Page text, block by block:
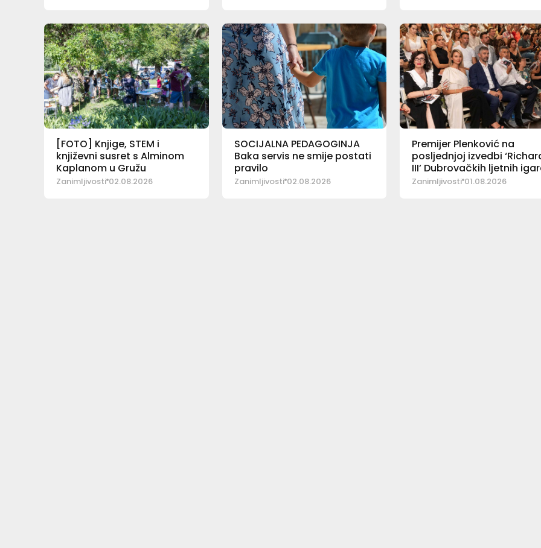
[FOTO] Knjige, STEM i
književni susret s Alminom
Kaplanom u Gružu
Zanimljivosti 02.08.2026
SOCIJALNA PEDAGOGINJA
Baka servis ne smije postati
pravilo
Zanimljivosti 02.08.2026
Premijer Plenković na
posljednjoj izvedbi
III’ Dubrovačkih ljetnih
Zanimljivosti 01.08.2026